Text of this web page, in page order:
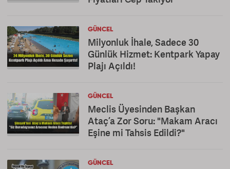
GÜNCEL
Milyonluk İhale, Sadece 30
Günlük Hizmet: Kentpark Yapay
Plajı Açıldı!
GÜNCEL
Meclis Üyesinden Başkan
Ataç’a Zor Soru: "Makam Aracı
Eşine mi Tahsis Edildi?"
GÜNCEL